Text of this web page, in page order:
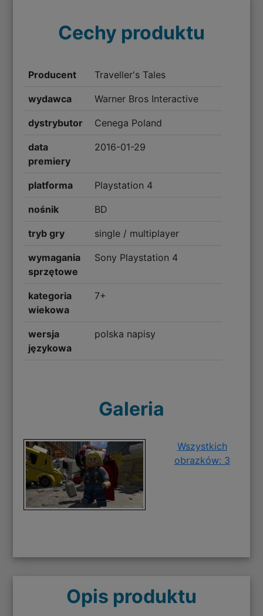
Cechy produktu
Producent Traveller's Tales
wydawca Warner Bros Interactive
dystrybutor Cenega Poland
data
premiery
2016-01-29
platforma Playstation 4
nośnik BD
tryb gry single / multiplayer
wymagania
sprzętowe
Sony Playstation 4
kategoria
wiekowa
7+
wersja
językowa
polska napisy
Galeria
Wszystkich
obrazków: 3
Opis produktu